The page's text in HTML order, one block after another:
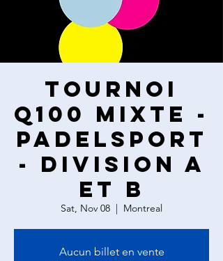
Tournoi
Q100 Mixte -
PadelSport
- Division A
et B
Sat, Nov 08
  |
Montreal
Aucun billet en vente